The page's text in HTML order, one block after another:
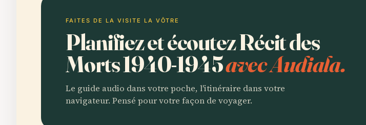
FAITES DE LA VISITE LA VÔTRE
Planifiez et écoutez Récit des
Morts 1940-1945avec Audiala.
Le guide audio dans votre poche, l'itinéraire dans votre
navigateur. Pensé pour votre façon de voyager.